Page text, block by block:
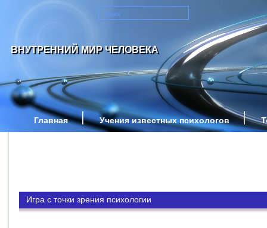
ВНУТРЕННИЙ МИР ЧЕЛОВЕКА
Главная Учения известных психологов
Игра с точки зрения психологии